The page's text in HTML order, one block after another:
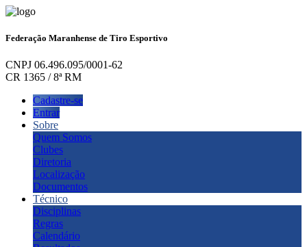
Federação Maranhense de Tiro Esportivo
CNPJ 06.496.095/0001-62
CR 1365 / 8ª RM
Cadastre-se
Entrar
Sobre
Quem Somos
Clubes
Diretoria
Localização
Documentos
Técnico
Disciplinas
Regras
Calendário